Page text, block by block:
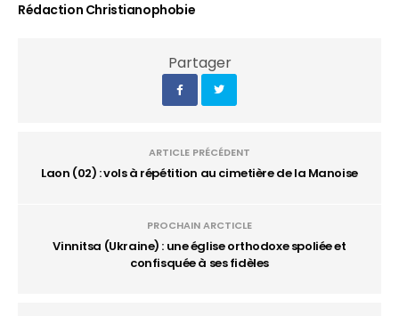
Rédaction Christianophobie
Partager
ARTICLE PRÉCÉDENT
Laon (02) : vols à répétition au cimetière de la Manoise
PROCHAIN ARCTICLE
Vinnitsa (Ukraine) : une église orthodoxe spoliée et
confisquée à ses fidèles